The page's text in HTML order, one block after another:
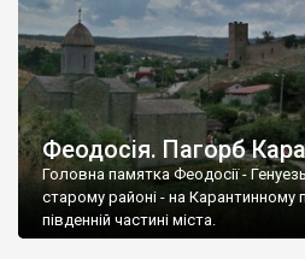
Феодосія. Пагорб
Головна памятка Феодосії -
старому районі - на Карантинному
південній частині міста.